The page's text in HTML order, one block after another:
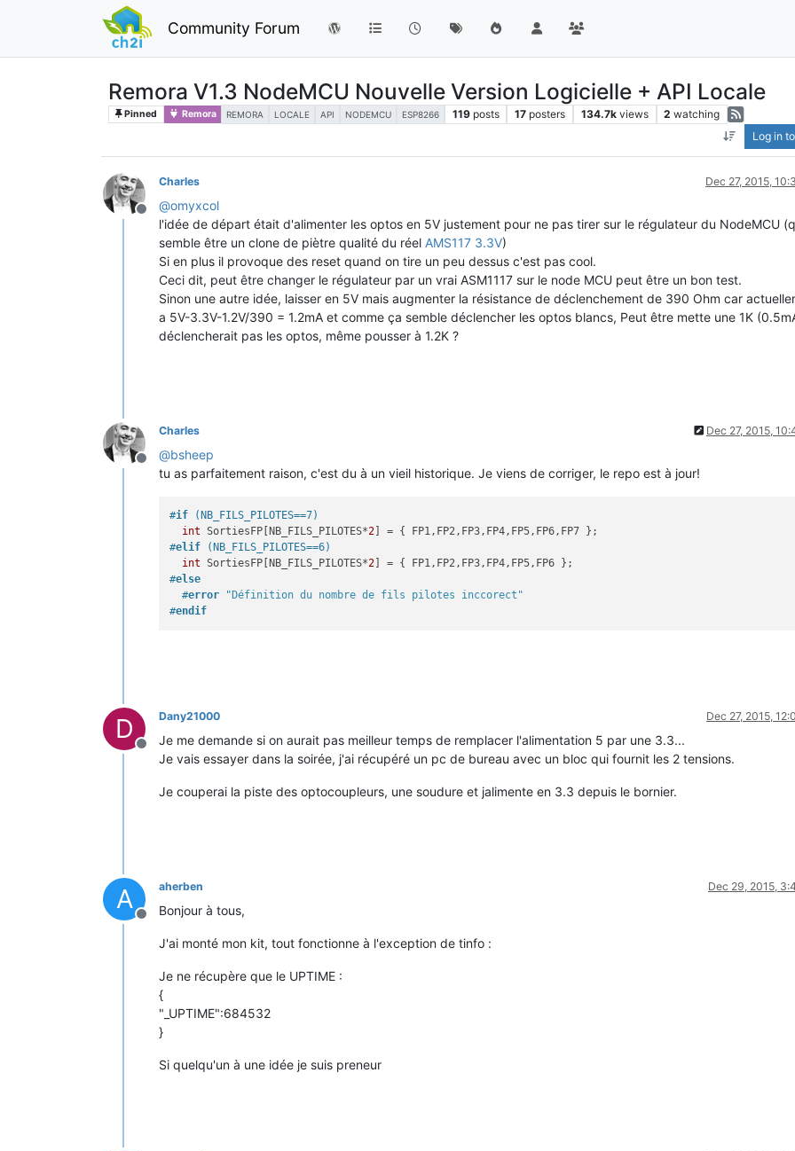
Community Forum
Remora V1.3 NodeMCU Nouvelle Version Logicielle + API Locale
Pinned Remora REMORA LOCALE API NODEMCU ESP8266 119 posts 17 posters 134.7k views 2 watching
Log in
Offline
Charles Dec 27, 2015,
@omyxcol
l'idée de départ était d'alimenter les optos en 5V justement pour ne pas tirer sur le régulateur du NodeMCU
semble être un clone de piètre qualité du réel AMS117 3.3V)
Si en plus il provoque des reset quand on tire un peu dessus c'est pas cool.
Ceci dit, peut être changer le régulateur par un vrai ASM1117 sur le node MCU peut être un bon test.
Sinon une autre idée, laisser en 5V mais augmenter la résistance de déclenchement de 390 Ohm car
a 5V-3.3V-1.2V/390 = 1.2mA et comme ça semble déclencher les optos blancs, Peut être mette une 1K
déclencherait pas les optos, même pousser à 1.2K ?
Offline
Charles Dec 27, 2015,
@bsheep
tu as parfaitement raison, c'est du à un vieil historique. Je viens de corriger, le repo est à jour!
#if (NB_FILS_PILOTES==7)
int SortiesFP[NB_FILS_PILOTES*2
#elif (NB_FILS_PILOTES==6)
int SortiesFP[NB_FILS_PILOTES*2
#else
#error
"Définition du nombre de fils pilotes inccorect"
#endif
D
Offline
Dany21000 Dec 27, 2015,
Je me demande si on aurait pas meilleur temps de remplacer l'alimentation 5 par une 3.3...
Je vais essayer dans la soirée, j'ai récupéré un pc de bureau avec un bloc qui fournit les 2 tensions.
Je couperai la piste des optocoupleurs, une soudure et jalimente en 3.3 depuis le bornier.
A
Offline
aherben Dec 29, 2015,
Bonjour à tous,
J'ai monté mon kit, tout fonctionne à l'exception de tinfo :
Je ne récupère que le UPTIME :
{
"_UPTIME":684532
}
Si quelqu'un à une idée je suis preneur